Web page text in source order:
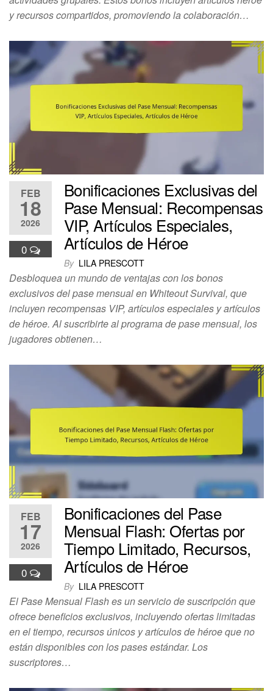
y recursos compartidos, promoviendo la colaboración…
FEB
18
2026
0
Bonificaciones Exclusivas del
Pase Mensual: Recompensas
VIP, Artículos Especiales,
Artículos de Héroe
By LILA PRESCOTT
Desbloquea un mundo de ventajas con los bonos
exclusivos del pase mensual en Whiteout Survival, que
incluyen recompensas VIP, artículos especiales y artículos
de héroe. Al suscribirte al programa de pase mensual, los
jugadores obtienen…
FEB
17
2026
0
Bonificaciones del Pase
Mensual Flash: Ofertas por
Tiempo Limitado, Recursos,
Artículos de Héroe
By LILA PRESCOTT
El Pase Mensual Flash es un servicio de suscripción que
ofrece beneficios exclusivos, incluyendo ofertas limitadas
en el tiempo, recursos únicos y artículos de héroe que no
están disponibles con los pases estándar. Los
suscriptores…